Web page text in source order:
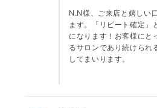
N.N様、ご来店と嬉しい
ます。「リピート確定」
になります！お客様にと
るサロンであり続けられ
してまいります。